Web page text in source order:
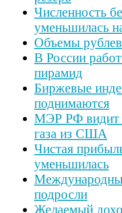
Численность
уменьшилась
Объемы
В России
пирамид
Биржевые
поднимаются
МЭР РФ видит
газа из США
Чистая
уменьшилась
подросли
Желаемый